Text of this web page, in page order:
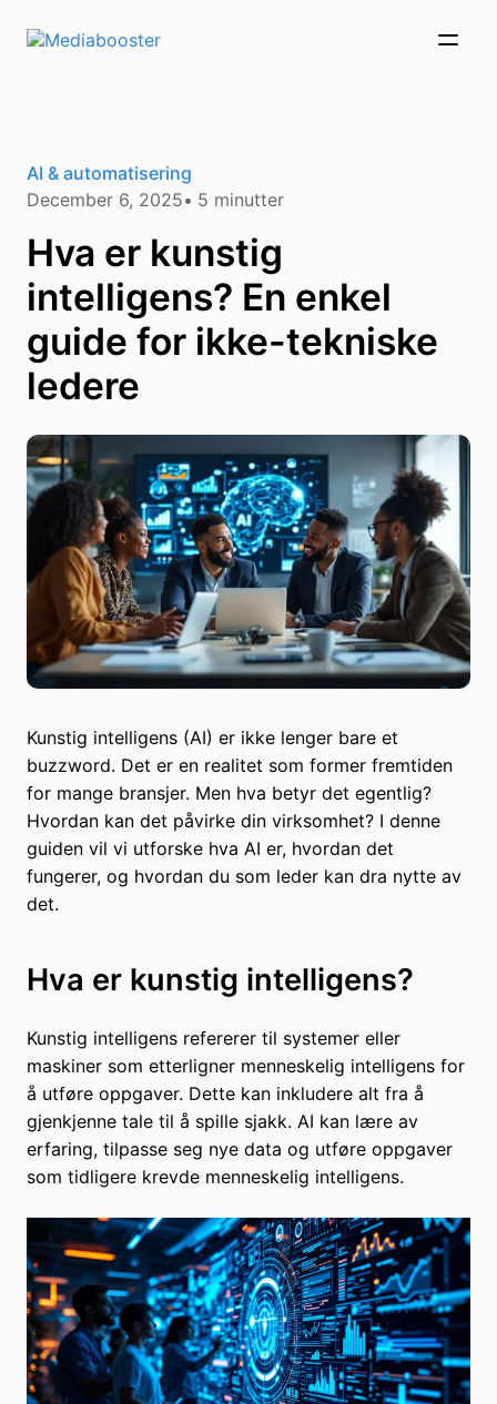
Skip To Main Content
AI & automatisering
December 6, 2025
5 minutter
Hva er kunstig
intelligens? En enkel
guide for ikke-tekniske
ledere
Kunstig intelligens (AI) er ikke lenger bare et
buzzword. Det er en realitet som former fremtiden
for mange bransjer. Men hva betyr det egentlig?
Hvordan kan det påvirke din virksomhet? I denne
guiden vil vi utforske hva AI er, hvordan det
fungerer, og hvordan du som leder kan dra nytte av
det.
Hva er kunstig intelligens?
Kunstig intelligens refererer til systemer eller
maskiner som etterligner menneskelig intelligens for
å utføre oppgaver. Dette kan inkludere alt fra å
gjenkjenne tale til å spille sjakk. AI kan lære av
erfaring, tilpasse seg nye data og utføre oppgaver
som tidligere krevde menneskelig intelligens.